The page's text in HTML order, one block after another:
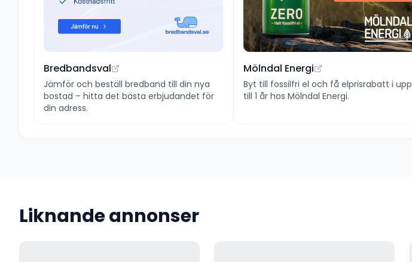
Bredbandsval
Jämför och beställ bredband till din nya
bostad – hitta det bästa erbjudandet för
din adress.
Mölndal Energi
Byt till fossilfri el och få elprisrabatt i upp
till 1 år hos Mölndal Energi.
Liknande annonser